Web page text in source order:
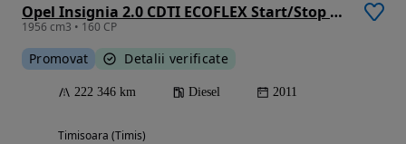
Opel Insignia 2.0 CDTI ECOFLEX Start/Stop 150 Jahre
1956 cm3 • 160 CP
Promovat Detalii verificate
222 346 km Diesel 2011
Timisoara (Timis)